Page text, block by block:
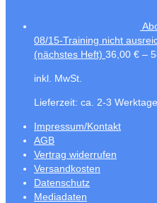
08/15-Training nicht
(nächstes Heft) 36,00 € –
inkl. MwSt.
Lieferzeit: ca. 2-3
Impressum/Kontakt
AGB
Vertrag widerrufen
Versandkosten
Datenschutz
Mediadaten